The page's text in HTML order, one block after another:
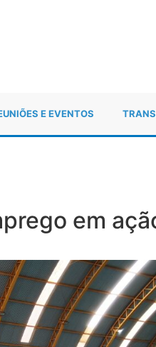
E EVENTOS
em